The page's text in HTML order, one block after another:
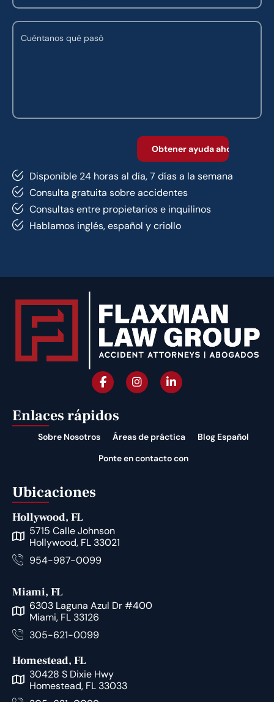
Disponible 24 horas al día, 7 días a la semana
Consulta gratuita sobre accidentes
Consultas entre propietarios e inquilinos
Hablamos inglés, español y criollo
Enlaces rápidos
Sobre Nosotros Áreas de práctica
Blog Español
Ponte en contacto con
Ubicaciones
Hollywood, FL
5715 Calle Johnson
Hollywood, FL 33021
954-987-0099
Miami, FL
6303 Laguna Azul Dr #400
Miami, FL 33126
305-621-0099
Homestead, FL
30428 S Dixie Hwy
Homestead, FL 33033